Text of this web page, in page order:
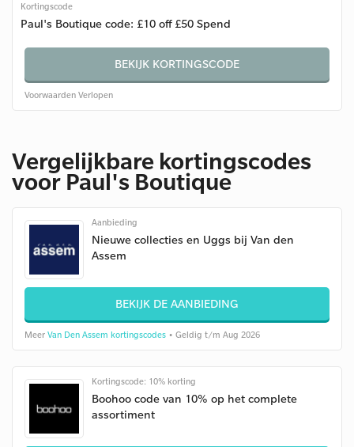
Kortingscode
Paul's Boutique code: £10 off £50 Spend
BEKIJK KORTINGSCODE
Voorwaarden Verlopen
Vergelijkbare kortingscodes
voor Paul's Boutique
Aanbieding
Nieuwe collecties en Uggs bij Van den
Assem
BEKIJK DE AANBIEDING
Meer Van Den Assem kortingscodes • Geldig t/m Aug 2026
Kortingscode: 10% korting
Boohoo code van 10% op het complete
assortiment